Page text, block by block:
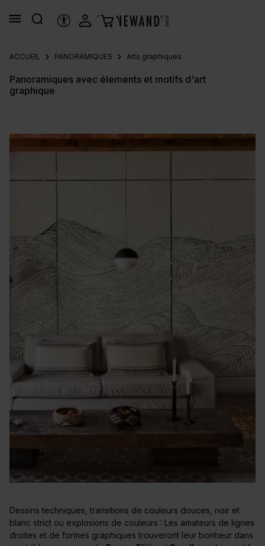
principal
OUTILS D’ACCESSIBILITÉ
ACCUEIL PANORAMIQUES Arts graphiques
Panoramiques avec élements et motifs d'art
graphique
Dessins techniques, transitions de couleurs douces, noir et
blanc strict ou explosions de couleurs : Les amateurs de lignes
droites et de formes graphiques trouveront leur bonheur dans